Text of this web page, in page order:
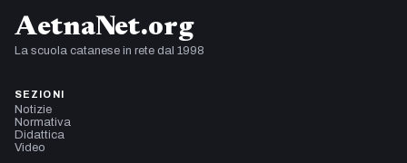
AetnaNet.org
La scuola catanese in rete dal 1998
SEZIONI
Notizie
Normativa
Didattica
Video